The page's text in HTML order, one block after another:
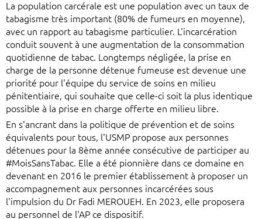
La population carcérale est une population avec un taux de
tabagisme très important (80% de fumeurs en moyenne),
avec un rapport au tabagisme particulier. L'incarcération
conduit souvent à une augmentation de la consommation
quotidienne de tabac. Longtemps négligée, la prise en
charge de la personne détenue fumeuse est devenue une
priorité pour l'équipe du service de soins en milieu
pénitentiaire, qui souhaite que celle-ci soit la plus identique
possible à la prise en charge offerte en milieu libre.
En s'ancrant dans la politique de prévention et de soins
équivalents pour tous, l'USMP propose aux personnes
détenues pour la 8ème année consécutive de participer au
#MoisSansTabac. Elle a été pionnière dans ce domaine en
devenant en 2016 le premier établissement à proposer un
accompagnement aux personnes incarcérées sous
l'impulsion du Dr Fadi MEROUEH. En 2023, elle proposera
au personnel de l'AP ce dispositif.